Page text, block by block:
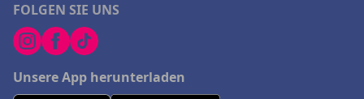
FOLGEN SIE UNS
Unsere App herunterladen